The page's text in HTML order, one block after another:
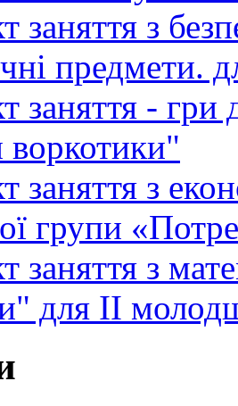
заняття з
предмети.
заняття - гри
заняття з
групи
заняття з
для ІІ